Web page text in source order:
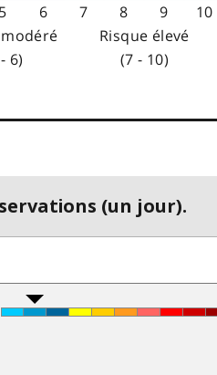
5 6 7 8 9
10
6)
Risque élevé
(7 - 10)
(un jour).